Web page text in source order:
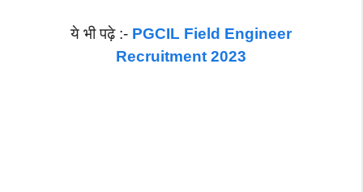
ये भी पढ़े :- PGCIL Field Engineer
Recruitment 2023